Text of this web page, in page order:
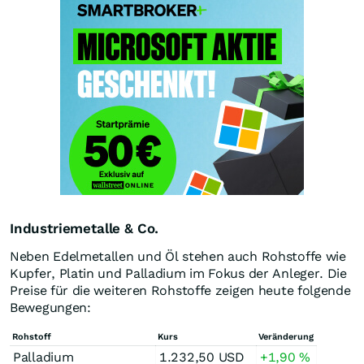
Industriemetalle & Co.
Neben Edelmetallen und Öl stehen auch Rohstoffe wie
Kupfer, Platin und Palladium im Fokus der Anleger. Die
Preise für die weiteren Rohstoffe zeigen heute folgende
Bewegungen:
Rohstoff Kurs Veränderung
Palladium 1.232,50 USD +1,90%